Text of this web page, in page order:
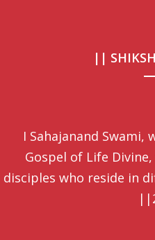
||
I Sahajanand
Gospel of Life
disciples who reside in